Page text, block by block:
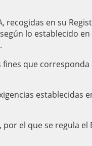
recogidas en su
lo establecido
que corresponda
establecidas
el que se regula el